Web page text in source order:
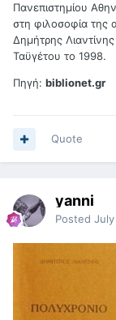
Πανεπιστημίου
στη φιλοσοφία της
Δημήτρης
Ταϋγέτου το 1998.
Πηγή: biblionet.gr
Quote
yanni
Posted